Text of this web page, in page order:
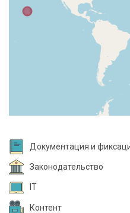
Документация и
Законодательство
IT
Контент